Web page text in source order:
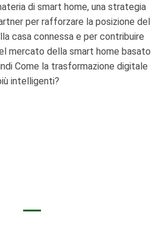
di smart home, una strategia
per rafforzare la posizione del
casa connessa e per contribuire
mercato della smart home basato
Come la trasformazione digitale
intelligenti?